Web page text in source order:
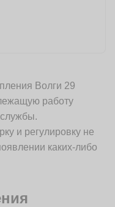
Волги 29
работу
и регулировку не
каких-либо